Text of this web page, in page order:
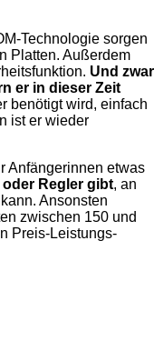
Technologie sorgen
Platten. Außerdem
Und zwar
er in dieser Zeit
benötigt wird, einfach
ist er wieder
Anfängerinnen etwas
Regler gibt, an
Ansonsten
zwischen 150 und
Preis-Leistungs-